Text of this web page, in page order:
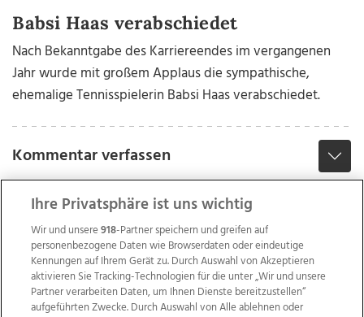
Babsi Haas verabschiedet
Nach Bekanntgabe des Karriereendes im vergangenen
Jahr wurde mit großem Applaus die sympathische,
ehemalige Tennisspielerin Babsi Haas verabschiedet.
Kommentar verfassen
Ihre Privatsphäre ist uns wichtig
Wir und unsere918-Partner speichern und greifen auf
personenbezogene Daten wie Browserdaten oder eindeutige
Kennungen auf Ihrem Gerät zu. Durch Auswahl von Akzeptieren
aktivieren Sie Tracking-Technologien für die unter „Wir und unsere
Partner verarbeiten Daten, um Ihnen Dienste bereitzustellen“
aufgeführten Zwecke. Durch Auswahl von Alle ablehnen oder